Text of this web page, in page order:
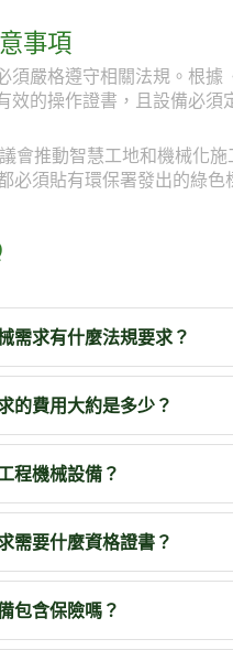
事項
須嚴格遵守相關法規。根
效的操作證書，且設備必須
會推動智慧工地和機械化
必須貼有環保署發出的綠色
需求有什麼法規要求？
的費用大約是多少？
程機械設備？
需要什麼資格證書？
包含保險嗎？